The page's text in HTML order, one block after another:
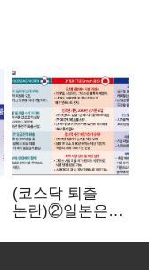
(코스닥 퇴출
논란)②일본은
기다려주는데